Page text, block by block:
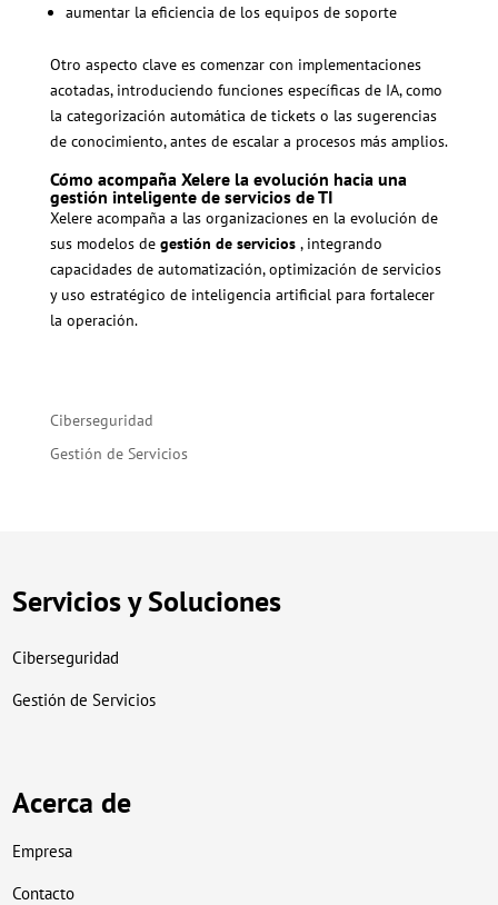
aumentar la eficiencia de los equipos de soporte
Otro aspecto clave es comenzar con implementaciones
acotadas, introduciendo funciones específicas de IA, como
la categorización automática de tickets o las sugerencias
de conocimiento, antes de escalar a procesos más amplios.
Cómo acompaña Xelere la evolución hacia una
gestión inteligente de servicios de TI
Xelere acompaña a las organizaciones en la evolución de
sus modelos de gestión de servicios , integrando
capacidades de automatización, optimización de servicios
y uso estratégico de inteligencia artificial para fortalecer
la operación.
Ciberseguridad
Gestión de Servicios
Servicios y Soluciones
Ciberseguridad
Gestión de Servicios
Acerca de
Empresa
Contacto